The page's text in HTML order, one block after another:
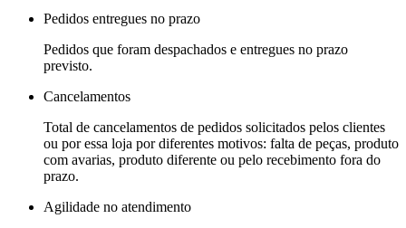
Pedidos entregues no prazo
Pedidos que foram despachados e entregues no prazo
previsto.
Cancelamentos
Total de cancelamentos de pedidos solicitados pelos clientes
ou por essa loja por diferentes motivos: falta de peças, produto
com avarias, produto diferente ou pelo recebimento fora do
prazo.
Agilidade no atendimento